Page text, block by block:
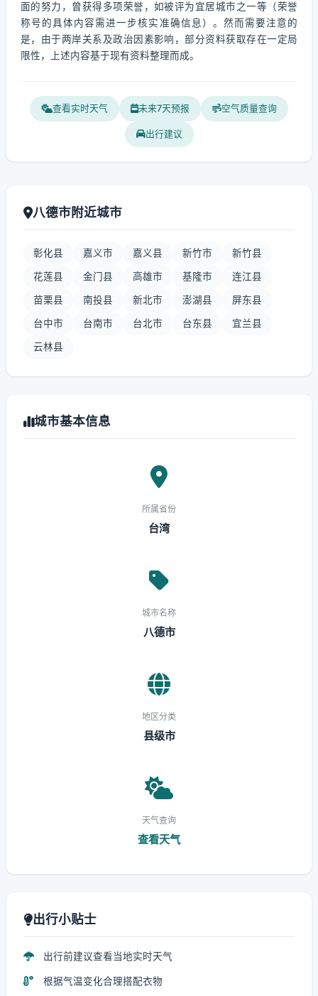
面的努力，曾获得多项荣誉，如被评为宜居城市之一等（荣誉
称号的具体内容需进一步核实准确信息）。然而需要注意的
是，由于两岸关系及政治因素影响，部分资料获取存在一定局
限性，上述内容基于现有资料整理而成。
查看实时天气 未来7天预报 空气质量查询
出行建议
八德市附近城市
彰化县 嘉义市 嘉义县 新竹市 新竹县
花莲县 金门县 高雄市 基隆市 连江县
苗栗县 南投县 新北市 澎湖县 屏东县
台中市 台南市 台北市 台东县 宜兰县
云林县
城市基本信息
所属省份
台湾
城市名称
八德市
地区分类
县级市
天气查询
查看天气
出行小贴士
出行前建议查看当地实时天气
根据气温变化合理搭配衣物